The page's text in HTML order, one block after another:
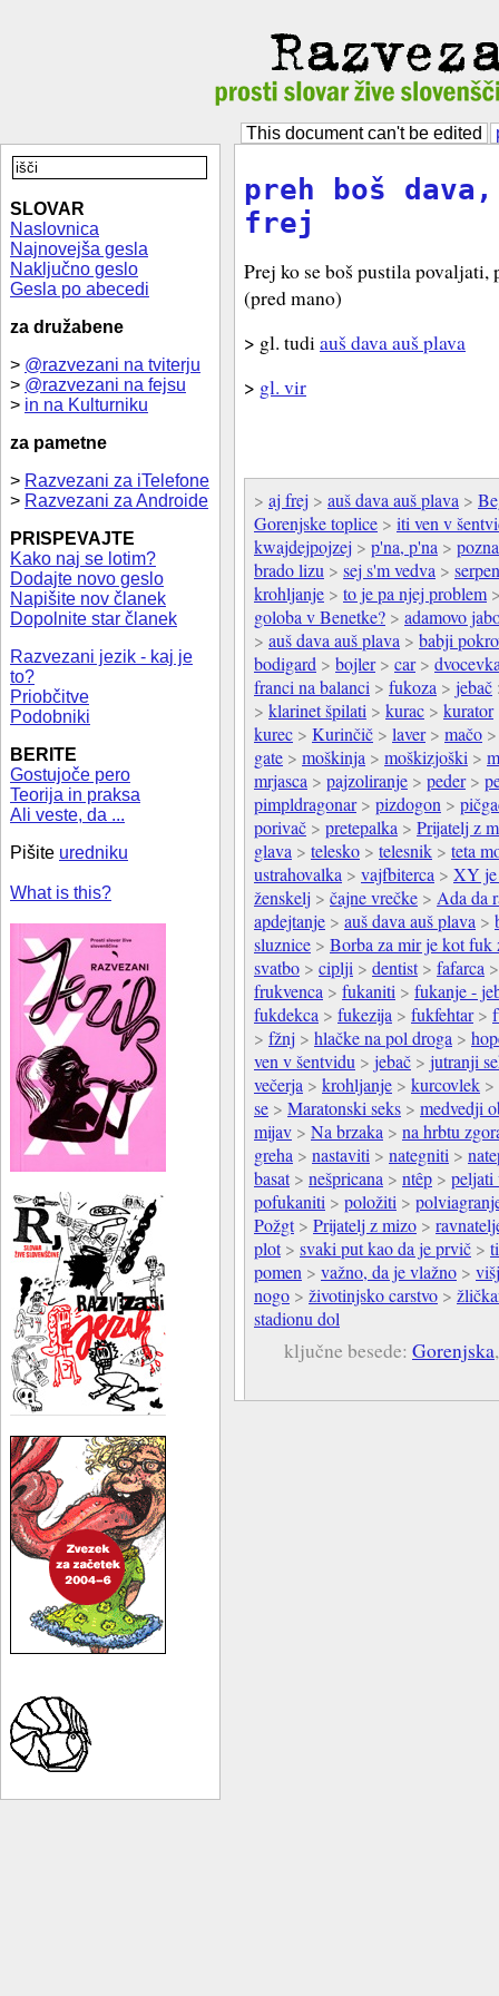
This document can't be edited
SLOVAR
Naslovnica
Najnovejša gesla
Naključno geslo
Gesla po abecedi
za družabene
> @razvezani na tviterju
> @razvezani na fejsu
> in na Kulturniku
za pametne
> Razvezani za iTelefone
> Razvezani za Androide
PRISPEVAJTE
Kako naj se lotim?
Dodajte novo geslo
Napišite nov članek
Dopolnite star članek
Razvezani jezik - kaj je
to?
Priobčitve
Podobniki
BERITE
Gostujoče pero
Teorija in praksa
Ali veste, da ...
Pišite uredniku
What is this?
preh boš
frej
Prej ko se boš pustila
(pred mano)
> gl. tudiauš dava auš plava
> gl. vir
> aj frej > auš dava auš plava >
Gorenjske toplice > iti ven v
kwajdejpojzej > p'na, p'na >
brado lizu > sej s'm vedva >
krohljanje > to je pa njej problem
goloba v Benetke? > adamovo
> auš dava auš plava > babji
bodigard > bojler> car>
franci na balanci > fukoza > jebač
> klarinet špilati > kurac > kurator
kurec > Kurinčič > laver> mačo
gate > moškinja > moškizjoški >
mrjasca > pajzoliranje > peder>
pimpldragonar> pizdogon >
porivač > pretepalka > Prijatelj z
glava > telesko > telesnik > teta
ustrahovalka > vajfbiterca > XY
ženskelj > čajne vrečke > Ada da
apdejtanje > auš dava auš plava >
sluznice > Borba za mir je kot fuk
svatbo > ciplji > dentist> fafarca
frukvenca > fukaniti > fukanje -
fukdekca > fukezija > fukfehtar>
> fžnj > hlačke na pol droga >
ven v šentvidu > jebač > jutranji
večerja > krohljanje > kurcovlek >
se > Maratonski seks > medvedji
mijav > Na brzaka > na hrbtu
greha > nastaviti > nategniti >
basat> nešpricana > ntêp > peljati
pofukaniti > položiti >
Požgt> Prijatelj z mizo >
plot> svaki put kao da je prvič >
pomen > važno, da je vlažno >
nogo > životinjsko carstvo >
stadionu dol
ključne besede: Gorenjska